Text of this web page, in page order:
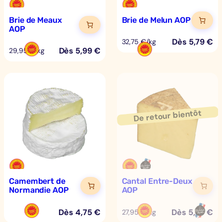
Brie de Meaux
AOP
29,95 €/kg Dès 5,99€
Brie de Melun AOP
32,75 €/kg Dès 5,79€
Camembert de
Normandie AOP
Dès4,75€
Cantal Entre-Deux
AOP
27,95 €/kg Dès 5,59€